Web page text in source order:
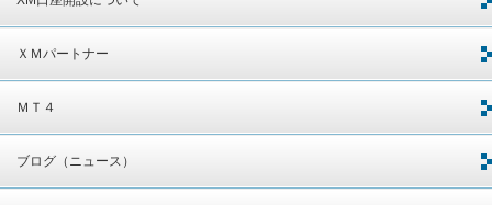
ＸＭパートナー
ＭＴ４
ブログ（ニュース）